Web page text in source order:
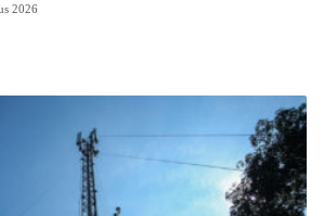
2026